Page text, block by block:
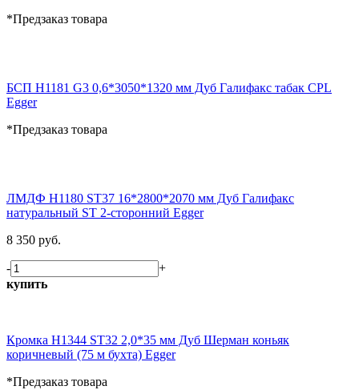
*Предзаказ товара
БСП H1181 G3 0,6*3050*1320 мм Дуб Галифакс табак CPL
Egger
*Предзаказ товара
ЛМДФ H1180 ST37 16*2800*2070 мм Дуб Галифакс
натуральный ST 2-сторонний Egger
8 350 руб.
-
+
купить
Кромка H1344 ST32 2,0*35 мм Дуб Шерман коньяк
коричневый (75 м бухта) Egger
*Предзаказ товара